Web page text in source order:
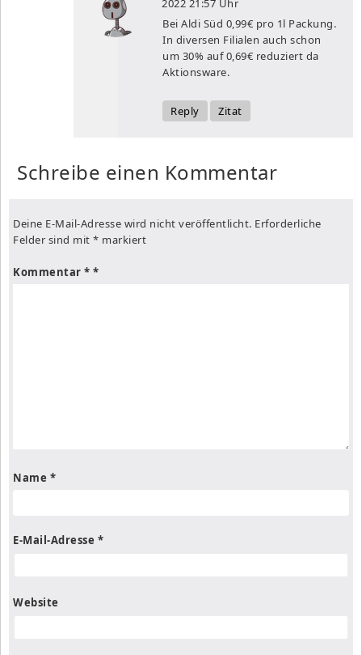
2022 21:57 Uhr
Bei Aldi Süd 0,99€ pro 1l Packung.
In diversen Filialen auch schon
um 30% auf 0,69€ reduziert da
Aktionsware.
Reply Zitat
Schreibe einen Kommentar
Deine E-Mail-Adresse wird nicht veröffentlicht. Erforderliche
Felder sind mit * markiert
Kommentar *
Name *
E-Mail-Adresse *
Website